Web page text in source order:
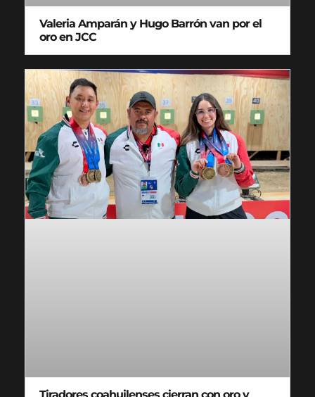
Valeria Amparán y Hugo Barrón van por el
oro en JCC